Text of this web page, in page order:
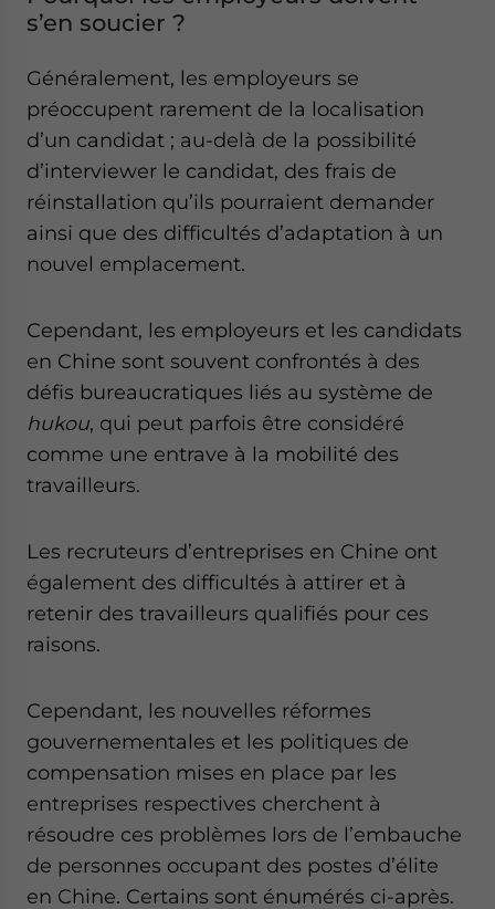
s’en soucier ?
Généralement, les employeurs se
préoccupent rarement de la localisation
d’un candidat ; au-delà de la possibilité
d’interviewer le candidat, des frais de
réinstallation qu’ils pourraient demander
ainsi que des difficultés d’adaptation à un
nouvel emplacement.
Cependant, les employeurs et les candidats
en Chine sont souvent confrontés à des
défis bureaucratiques liés au système de
hukou, qui peut parfois être considéré
comme une entrave à la mobilité des
travailleurs.
Les recruteurs d’entreprises en Chine ont
également des difficultés à attirer et à
retenir des travailleurs qualifiés pour ces
raisons.
Cependant, les nouvelles réformes
gouvernementales et les politiques de
compensation mises en place par les
entreprises respectives cherchent à
résoudre ces problèmes lors de l’embauche
de personnes occupant des postes d’élite
en Chine. Certains sont énumérés ci-après.